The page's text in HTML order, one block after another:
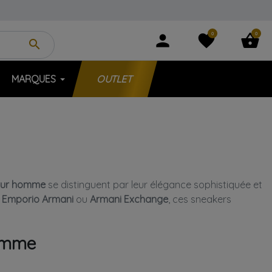
search person favorite
0 shopping_basket
0
MARQUES OUTLET
homme se distinguent par leur élégance sophistiquée et
Emporio Armani ou Armani Exchange, ces sneakers